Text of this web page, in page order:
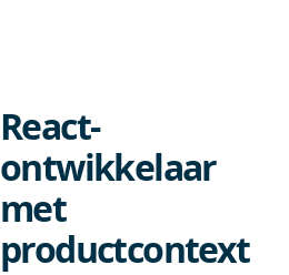
React-
ontwikkelaar
met
productcontext